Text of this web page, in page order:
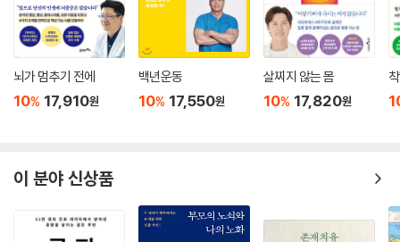
뇌가 멈추기 전에
10% 17,910원
백년운동
10% 17,550원
살찌지 않는 몸
10% 17,820원
이 분야 신상품